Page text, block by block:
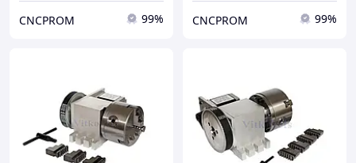
CNCPROM 99% CNCPROM 99%